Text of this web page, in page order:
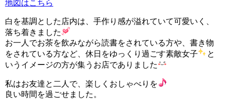
地図はこちら
白を基調とした店内は、手作り感が溢れていて可愛いく、
落ち着きました
お一人でお茶を飲みながら読書をされている方や、書き物
をされている方など、休日をゆっくり過ごす素敵女子
と
いうイメージの方が集うお店でありました
私はお友達と二人で、楽しくおしゃべりを
良い時間を過ごせました。